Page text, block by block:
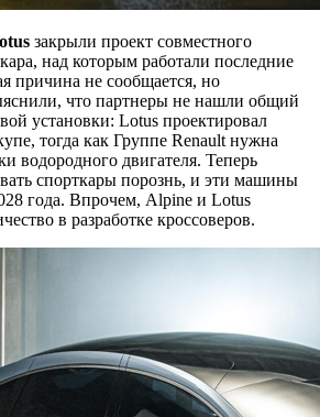
закрыли проект совместного
над которым работали последние
причина не сообщается, но
что партнеры не нашли общий
установки: Lotus проектировал
тогда как Группе Renault нужна
водородного двигателя. Теперь
спорткары порознь, и эти машины
года. Впрочем, Alpine и Lotus
в разработке кроссоверов.